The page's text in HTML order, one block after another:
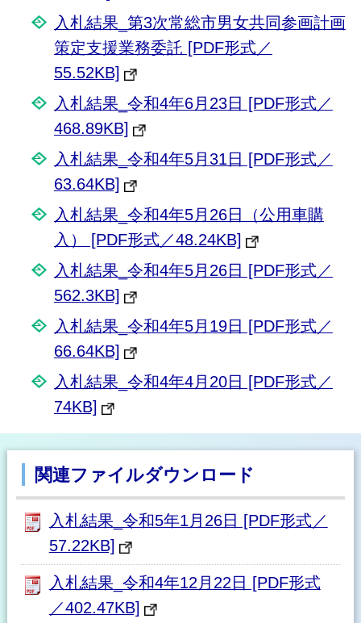
入札結果_第3次常総市男女共同参画計画
策定支援業務委託 [PDF形式／
55.52KB]
入札結果_令和4年6月23日 [PDF形式／
468.89KB]
入札結果_令和4年5月31日 [PDF形式／
63.64KB]
入札結果_令和4年5月26日（公用車購
入） [PDF形式／48.24KB]
入札結果_令和4年5月26日 [PDF形式／
562.3KB]
入札結果_令和4年5月19日 [PDF形式／
66.64KB]
入札結果_令和4年4月20日 [PDF形式／
74KB]
関連ファイルダウンロード
入札結果_令和5年1月26日 [PDF形式／
57.22KB]
入札結果_令和4年12月22日 [PDF形式
／402.47KB]